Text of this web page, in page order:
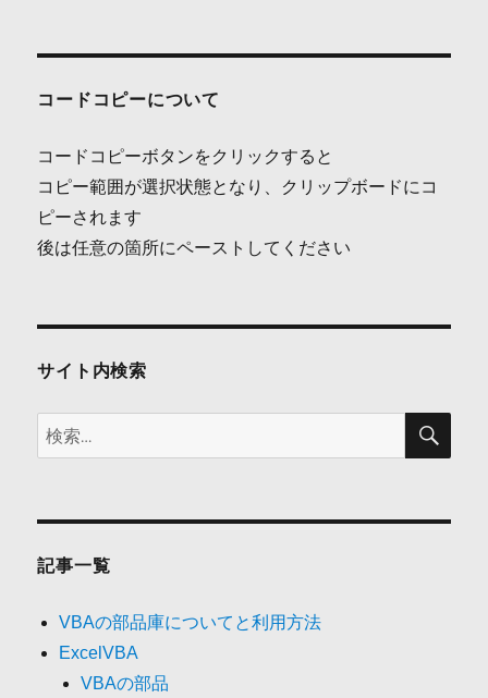
稿
ナ
ビ
ゲ
ー
ョ
ン
コードコピーについて
コードコピーボタンをクリックすると
コピー範囲が選択状態となり、クリップボードにコ
ピーされます
後は任意の箇所にペーストしてください
サイト内検索
検
索:
検
記事一覧
VBAの部品庫についてと利用方法
ExcelVBA
VBAの部品